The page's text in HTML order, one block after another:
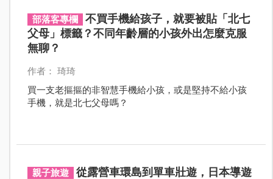
部落客專欄
不買手機給孩子，就要被貼「北七
父母」標籤？不同年齡層的小孩外出怎麼克服
無聊？
作者： 琦琦
買一支老摳摳的非智慧手機給小孩，或是堅持不給小孩
手機，就是北七父母嗎？
親子旅遊
從露營車環島到單車壯遊，日本導遊